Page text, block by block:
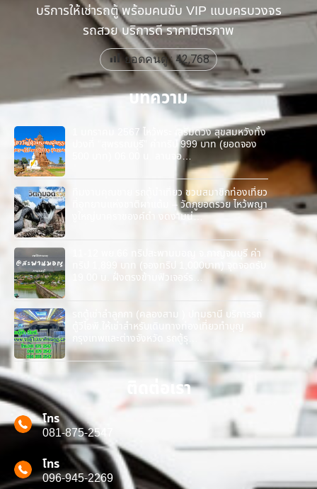
บริการให้เช่ารถตู้ พร้อมคนขับ VIP แบบครบวงจร
รถสวย บริการดี ราคามิตรภาพ
ยอดคนดู : 42,768
บทความ
1 มกราคม 2567 ไหว้พระ เสริมดวง สุขสมหวังทั้ง
ปวงที่ “สุพรรณบุรี” ค่าทริป 999 บาท (ยอดจอง
500 บาท) 06.00 น. ลานจอ…
ทีมงานคุณชาย รถตู้นำเที่ยว ชวนสมาชิกท่องเที่ยว
ที่อุทยานแห่งชาติผาแต้ม – วัดภูยอดรวย ไหว้พญา
งูใหญ่นาคราชองค์ดำ งดงามน่…
11-12 พย.66 ทริปสะพานมอญ จ.กาญจนบุรี ค่า
ทริป 1,899 บาท (จองทริป 1,000บาท) จุดจอดรับ
19.00 น. ฝั่งตรงข้ามฟิวเจอร์ร…
รถตู้เช่าลำลูกกา (คลองสาม ) ปทุมธานี บริการรถ
ตู้วีไอพี.ให้เช่าสำหรับเดินทางท่องเที่ยวทำบุญ
กรุงเทพและต่างจังหวัด รถตู้รุ…
ติดต่อเรา
โทร
081-875-2547
โทร
096-945-2269